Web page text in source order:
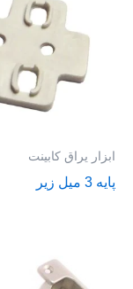
ابزار یراق کابینت
پایه 3 میل زیر